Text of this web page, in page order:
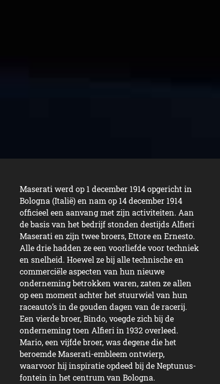
Maserati werd op 1 december 1914 opgericht in
Bologna (Italië) en nam op 14 december 1914
officieel een aanvang met zijn activiteiten. Aan
de basis van het bedrijf stonden destijds Alfieri
Maserati en zijn twee broers, Ettore en Ernesto.
Alle drie hadden ze een voorliefde voor techniek
en snelheid. Hoewel ze bij alle technische en
commerciële aspecten van hun nieuwe
onderneming betrokken waren, zaten ze allen
op een moment achter het stuurwiel van hun
raceauto’s in de gouden dagen van de racerij.
Een vierde broer, Bindo, voegde zich bij de
onderneming toen Alfieri in 1932 overleed.
Mario, een vijfde broer, was degene die het
beroemde Maserati-embleem ontwierp,
waarvoor hij inspiratie opdeed bij de Neptunus-
fontein in het centrum van Bologna.